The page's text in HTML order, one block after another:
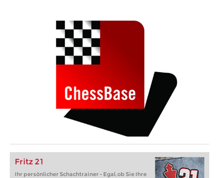
Fritz 21
Ihr persönlicher Schachtrainer - Egal, ob Sie Ihre